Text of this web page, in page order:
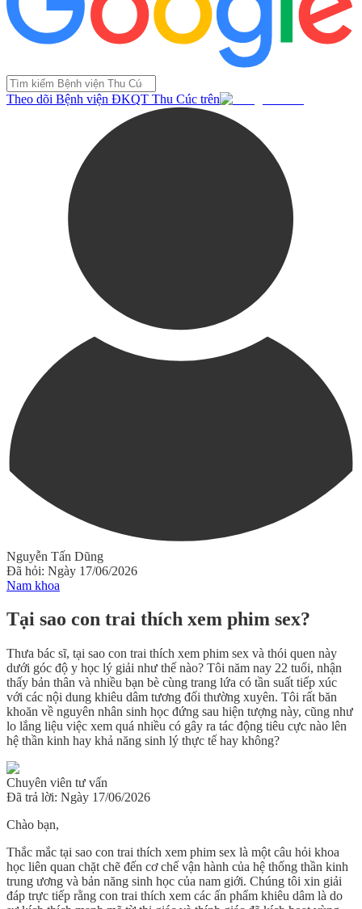
Theo dõi Bệnh viện ĐKQT Thu Cúc trên
Nguyễn Tấn Dũng
Đã hỏi: Ngày 17/06/2026
Nam khoa
Tại sao con trai thích xem phim sex?
Thưa bác sĩ, tại sao con trai thích xem phim sex và thói quen này
dưới góc độ y học lý giải như thế nào? Tôi năm nay 22 tuổi, nhận
thấy bản thân và nhiều bạn bè cùng trang lứa có tần suất tiếp xúc
với các nội dung khiêu dâm tương đối thường xuyên. Tôi rất băn
khoăn về nguyên nhân sinh học đứng sau hiện tượng này, cũng như
lo lắng liệu việc xem quá nhiều có gây ra tác động tiêu cực nào lên
hệ thần kinh hay khả năng sinh lý thực tế hay không?
Chuyên viên tư vấn
Đã trả lời: Ngày 17/06/2026
Chào bạn,
Thắc mắc tại sao con trai thích xem phim sex là một câu hỏi khoa
học liên quan chặt chẽ đến cơ chế vận hành của hệ thống thần kinh
trung ương và bản năng sinh học của nam giới. Chúng tôi xin giải
đáp trực tiếp rằng con trai thích xem các ấn phẩm khiêu dâm là do